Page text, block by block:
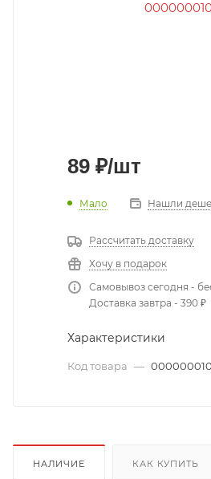
89 ₽/шт
Мало Нашли
Рассчитать доставку
Хочу в подарок
Самовывоз сегодня -
Доставка завтра - 390 ₽
Характеристики
Код товара —
НАЛИЧИЕ КАК КУПИТЬ